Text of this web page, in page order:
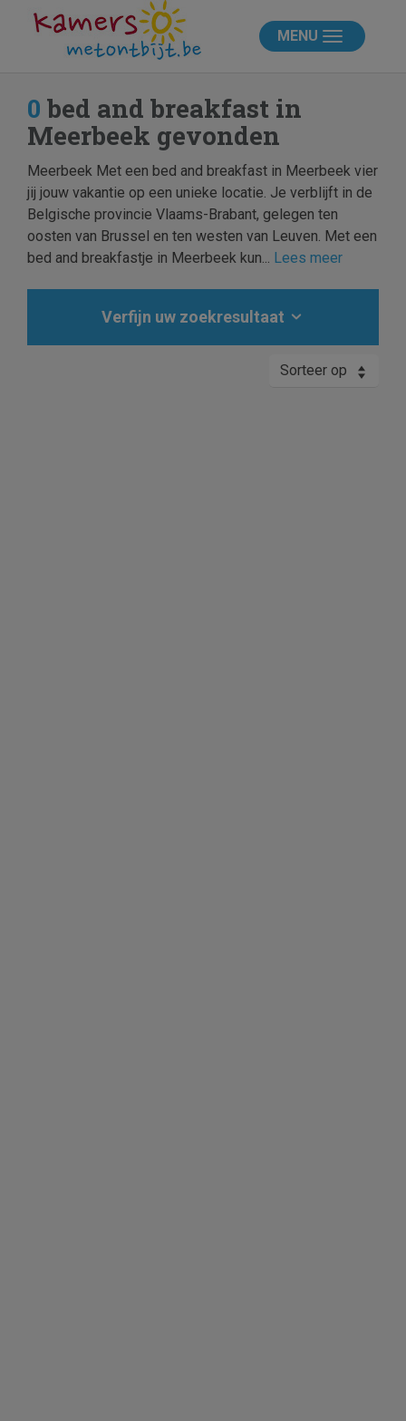
MENU
0 bed and breakfast in
Meerbeek gevonden
Meerbeek Met een bed and breakfast in Meerbeek vier
jij jouw vakantie op een unieke locatie. Je verblijft in de
Belgische provincie Vlaams-Brabant, gelegen ten
oosten van Brussel en ten westen van Leuven. Met een
bed and breakfastje in Meerbeek kun... Lees meer
Verfijn uw zoekresultaat
Sorteer op